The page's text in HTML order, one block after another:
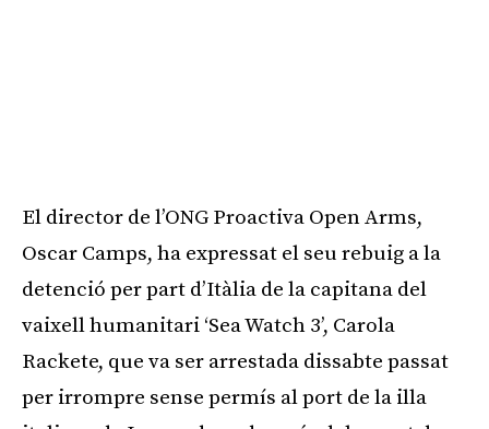
El director de l’ONG Proactiva Open Arms,
Oscar Camps, ha expressat el seu rebuig a la
detenció per part d’Itàlia de la capitana del
vaixell humanitari ‘Sea Watch 3’, Carola
Rackete, que va ser arrestada dissabte passat
per irrompre sense permís al port de la illa